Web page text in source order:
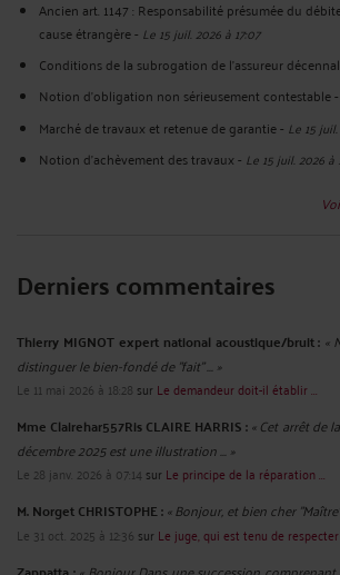
Ancien art. 1147 : Responsabilité présumée du
cause étrangère- Le 15 juil. 2026 à 17:07
Conditions de la subrogation de l'assureur décennal
Notion d'obligation non sérieusement contestable-
Marché de travaux et retenue de garantie- Le 15
Notion d'achèvement des travaux- Le 15 juil. 2026 à
Derniers commentaires
Thierry MIGNOT expert national acoustique/bruit : «
distinguer le bien-fondé de "fait" ... »
Le 11 mai 2026 à 18:28 sur Le demandeur doit-il établir ...
Mme Clairehar557Ris CLAIRE HARRIS :« Cet arrêt de
décembre 2025 est une illustration ... »
Le 28 janv. 2026 à 07:14 sur Le principe de la réparation ...
M. Norget CHRISTOPHE :« Bonjour, et bien cher
Le 31 oct. 2025 à 12:36 sur Le juge, qui est tenu de respecter